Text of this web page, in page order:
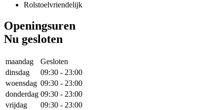
Rolstoelvriendelijk
Openingsuren
Nu gesloten
maandag
Gesloten
dinsdag
09:30 - 23:00
woensdag 09:30 - 23:00
donderdag 09:30 - 23:00
vrijdag
09:30 - 23:00